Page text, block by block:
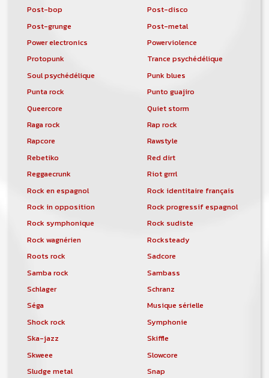
Post-bop
Post-disco
Post-grunge
Post-metal
Power electronics
Powerviolence
Protopunk
Trance psychédélique
Soul psychédélique
Punk blues
Punta rock
Punto guajiro
Queercore
Quiet storm
Raga rock
Rap rock
Rapcore
Rawstyle
Rebetiko
Red dirt
Reggaecrunk
Riot grrrl
Rock en espagnol
Rock identitaire français
Rock in opposition
Rock progressif espagnol
Rock symphonique
Rock sudiste
Rock wagnérien
Rocksteady
Roots rock
Sadcore
Samba rock
Sambass
Schlager
Schranz
Séga
Musique sérielle
Shock rock
Symphonie
Ska-jazz
Skiffle
Skweee
Slowcore
Sludge metal
Snap